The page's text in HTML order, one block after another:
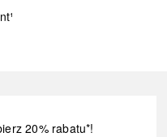
20% rabatu*!